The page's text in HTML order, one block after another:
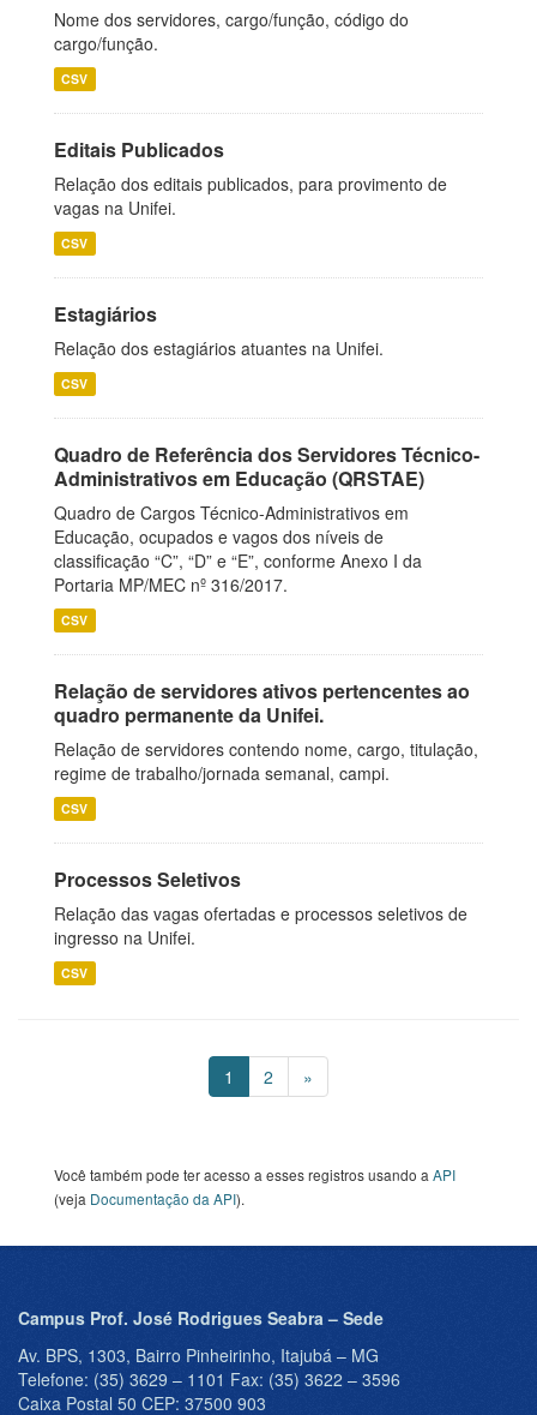
Nome dos servidores, cargo/função, código do
cargo/função.
CSV
Editais Publicados
Relação dos editais publicados, para provimento de
vagas na Unifei.
CSV
Estagiários
Relação dos estagiários atuantes na Unifei.
CSV
Quadro de Referência dos Servidores Técnico-
Administrativos em Educação (QRSTAE)
Quadro de Cargos Técnico-Administrativos em
Educação, ocupados e vagos dos níveis de
classificação “C”, “D” e “E”, conforme Anexo I da
Portaria MP/MEC nº 316/2017.
CSV
Relação de servidores ativos pertencentes ao
quadro permanente da Unifei.
Relação de servidores contendo nome, cargo, titulação,
regime de trabalho/jornada semanal, campi.
CSV
Processos Seletivos
Relação das vagas ofertadas e processos seletivos de
ingresso na Unifei.
CSV
1 2 »
Você também pode ter acesso a esses registros usando a API
(veja Documentação da API).
Campus Prof. José Rodrigues Seabra – Sede
Av. BPS, 1303, Bairro Pinheirinho, Itajubá – MG
Telefone: (35) 3629 – 1101 Fax: (35) 3622 – 3596
Caixa Postal 50 CEP: 37500 903